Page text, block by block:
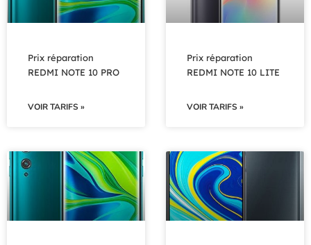
Prix réparation
REDMI NOTE 10 PRO
VOIR TARIFS »
Prix réparation
REDMI NOTE 10 LITE
VOIR TARIFS »